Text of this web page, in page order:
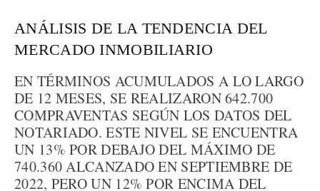
ANÁLISIS DE LA TENDENCIA DEL
MERCADO INMOBILIARIO
EN TÉRMINOS ACUMULADOS A LO LARGO
DE 12 MESES, SE REALIZARON 642.700
COMPRAVENTAS SEGÚN LOS DATOS DEL
NOTARIADO. ESTE NIVEL SE ENCUENTRA
UN 13% POR DEBAJO DEL MÁXIMO DE
740.360 ALCANZADO EN SEPTIEMBRE DE
2022, PERO UN 12% POR ENCIMA DEL